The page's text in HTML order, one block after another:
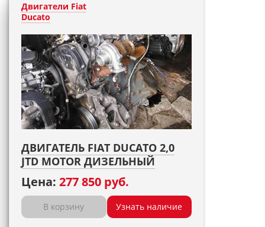
Двигатели Fiat
Ducato
ДВИГАТЕЛЬ FIAT DUCATO 2,0
JTD MOTOR ДИЗЕЛЬНЫЙ
Цена: 277 850 руб.
В корзину Узнать наличие